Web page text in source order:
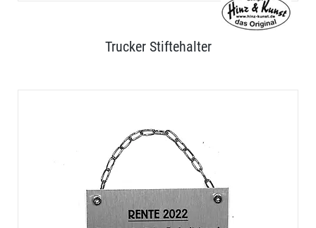
Trucker Stiftehalter